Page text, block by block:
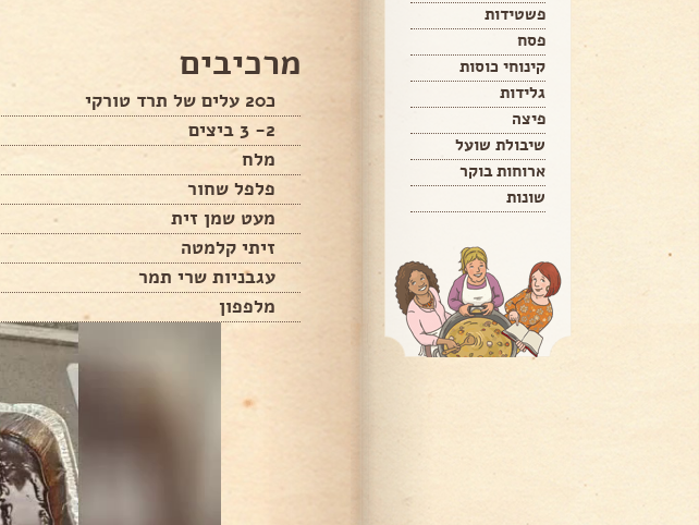
פשטידות
פסח
קינוחי כוסות
גלידות
פיצה
שיבולת שועל
ארוחות בוקר
שונות
מרכיבים
כ20 עלים של תרד טורקי
2- 3 ביצים
מלח
פלפל שחור
מעט שמן זית
זיתי קלמטה
עגבניות שרי תמר
מלפפון